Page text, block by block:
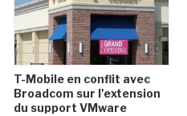
T-Mobile en conflit avec
Broadcom sur l'extension
du support VMware